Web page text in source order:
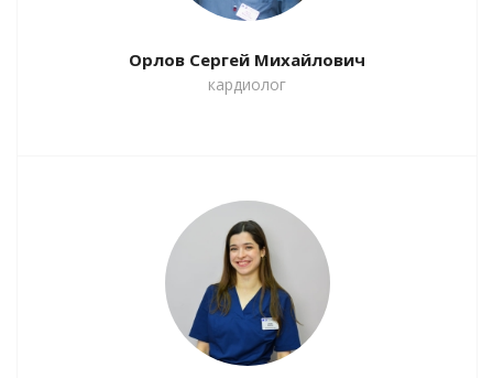
Орлов Сергей Михайлович
кардиолог